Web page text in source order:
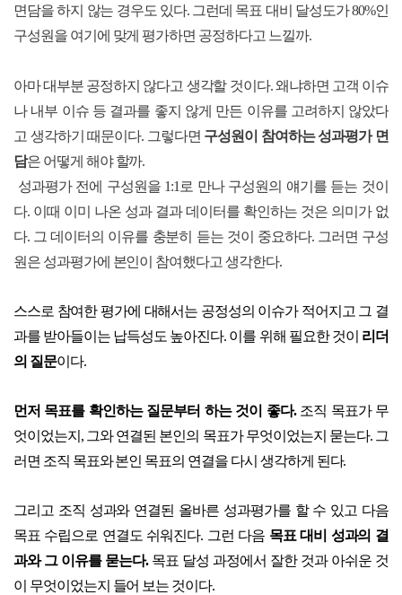
면담을 하지 않는 경우도 있다. 그런데 목표 대비 달성도가 80%인
구성원을 여기에 맞게 평가하면 공정하다고 느낄까.
아마 대부분 공정하지 않다고 생각할 것이다. 왜냐하면 고객 이슈
나 내부 이슈 등 결과를 좋지 않게 만든 이유를 고려하지 않았다
고 생각하기 때문이다. 그렇다면 구성원이 참여하는 성과평가 면
담은 어떻게 해야 할까.
성과평가 전에 구성원을 1:1로 만나 구성원의 얘기를 듣는 것이
다. 이때 이미 나온 성과 결과 데이터를 확인하는 것은 의미가 없
다. 그 데이터의 이유를 충분히 듣는 것이 중요하다. 그러면 구성
원은 성과평가에 본인이 참여했다고 생각한다.
스스로 참여한 평가에 대해서는 공정성의 이슈가 적어지고 그 결
과를 받아들이는 납득성도 높아진다. 이를 위해 필요한 것이 리더
의 질문이다.
먼저 목표를 확인하는 질문부터 하는 것이 좋다. 조직 목표가 무
엇이었는지, 그와 연결된 본인의 목표가 무엇이었는지 묻는다. 그
러면 조직 목표와 본인 목표의 연결을 다시 생각하게 된다.
그리고 조직 성과와 연결된 올바른 성과평가를 할 수 있고 다음
목표 수립으로 연결도 쉬워진다. 그런 다음 목표 대비 성과의 결
과와 그 이유를 묻는다. 목표 달성 과정에서 잘한 것과 아쉬운 것
이 무엇이었는지 들어 보는 것이다.